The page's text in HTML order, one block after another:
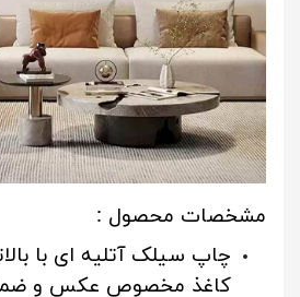
مشخصات محصول :
چاپ سیلک آتلیه ای با
کاغذ مخصوص عکس و